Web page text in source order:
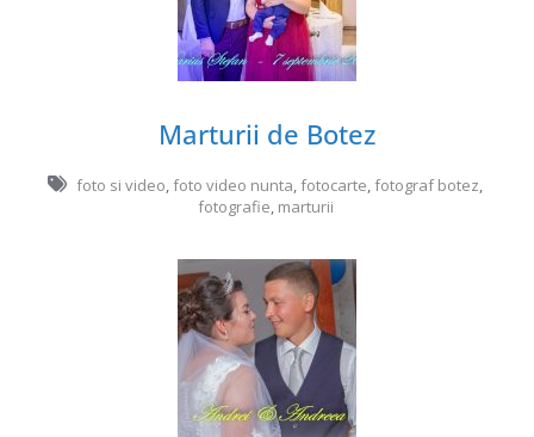
Marturii de Botez
foto si video,foto video nunta,fotocarte,fotograf botez,
fotografie, marturii